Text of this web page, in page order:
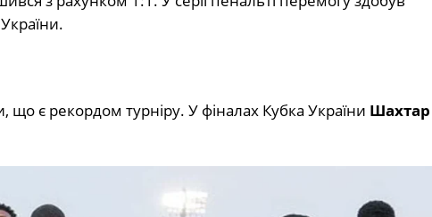
України.
що є рекордом турніру. У фіналах Кубка України Шахтар